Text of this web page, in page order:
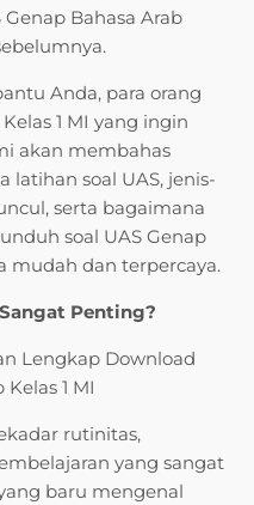
Bahasa Arab
Anda, para orang
1 MI yang ingin
akan membahas
latihan soal UAS, jenis-
serta bagaimana
soal UAS Genap
mudah dan terpercaya.
Penting?
rutinitas,
yang sangat
baru mengenal